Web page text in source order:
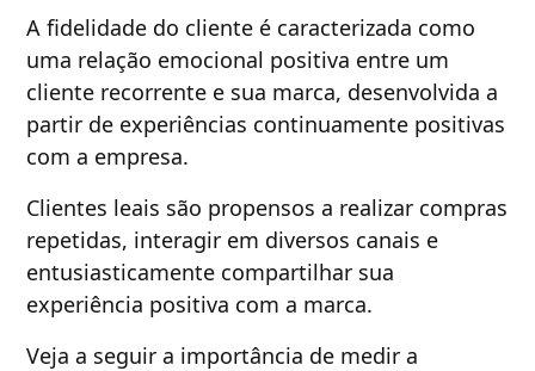
A fidelidade do cliente é caracterizada como
uma relação emocional positiva entre um
cliente recorrente e sua marca, desenvolvida a
partir de experiências continuamente positivas
com a empresa.
Clientes leais são propensos a realizar compras
repetidas, interagir em diversos canais e
entusiasticamente compartilhar sua
experiência positiva com a marca.
Veja a seguir a importância de medir a